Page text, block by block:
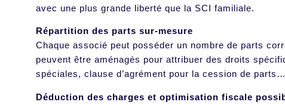
avec une plus grande liberté que la SCI familiale.
Répartition des parts sur-mesure
Chaque associé peut posséder un nombre de parts
peuvent être aménagés pour attribuer des droits
spéciales, clause d’agrément pour la cession de
Déduction des charges et optimisation fiscale